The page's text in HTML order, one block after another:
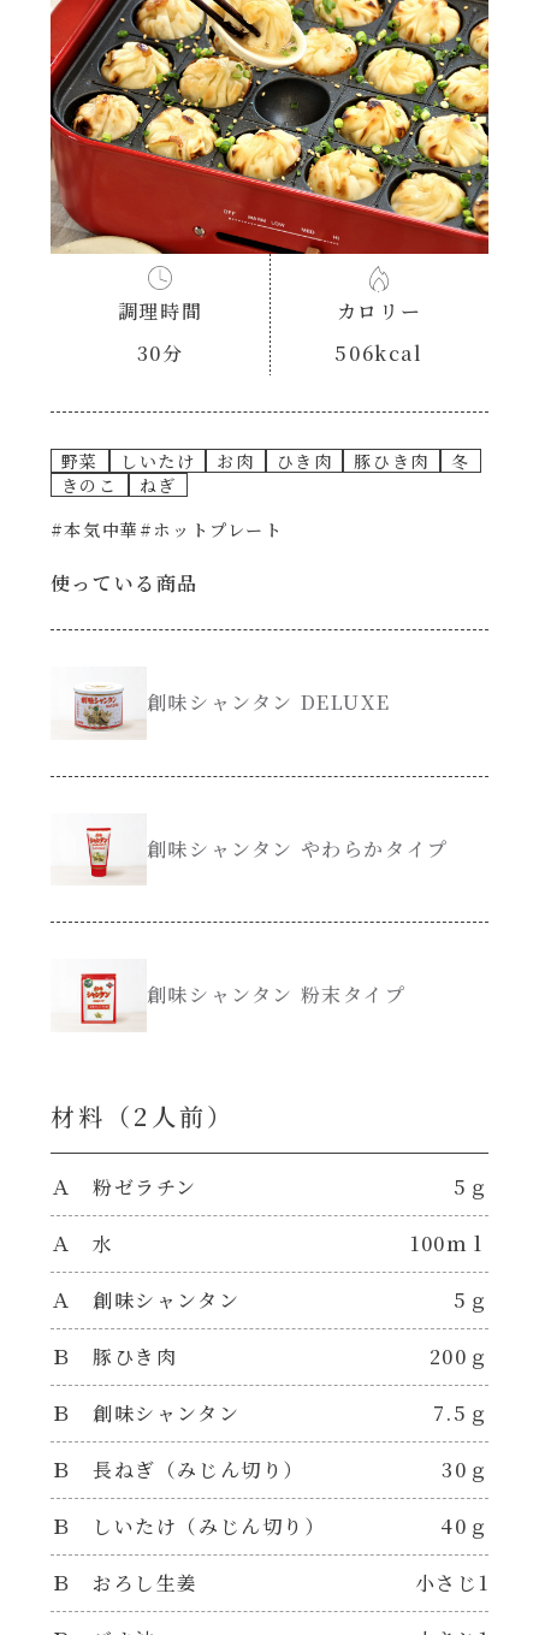
ヘルシー（150kcal以下）
時短（調理時間10分以下）
おつまみ/おやつ
主菜
副菜
サラダ
スープ
肉ピクキノピク
グラタン/ドリア
パウチのまんまシリーズ
だしまろ麺
シャンタン鍋
おもてなし
炊飯器
ホットプレート
あえるハコネーゼナポリタン
あえるハコネーゼジェノベーゼ
あえるハコネーゼペペロンチーノ
あえるハコネーゼたらこクリーム
シャンタンシリーズ
創味のつゆ
創味のつゆあまくち
白だし
そうめんつゆ
焼肉のたれ 初代
焼肉のたれ 二代目
やみつききゃべつの塩たれ
だしまろ酢
聖護院かぶらのもみじおろしぽん酢
ハコネーゼ 完熟トマト
ハコネーゼ 海老クリーム
ハコネーゼ ボロネーゼ
ハコネーゼ ポルチーニ
調理時間
30分
カロリー
506kcal
野菜 しいたけ お肉 ひき肉 豚ひき肉
冬
きのこ
ねぎ
#本気中華 #ホットプレート
使っている商品
創味シャンタン DELUXE
創味シャンタン やわらかタイプ
創味シャンタン 粉末タイプ
材料（2⼈前）
Ａ 粉ゼラチン 5ｇ
Ａ 水 100ｍｌ
Ａ 創味シャンタン 5ｇ
Ｂ 豚ひき肉 200ｇ
Ｂ 創味シャンタン 7.5ｇ
Ｂ 長ねぎ（みじん切り） 30ｇ
Ｂ しいたけ（みじん切り） 40ｇ
Ｂ おろし生姜 小さじ1